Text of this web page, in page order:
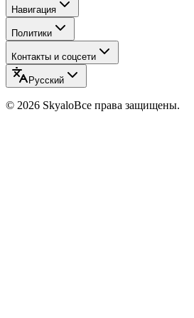
Навигация
Политики
Контакты и соцсети
Русский
© 2026 SkyaloВсе права защищены.